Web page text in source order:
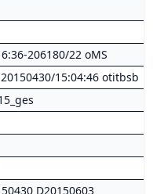
206180/22 oMS
20150430/15:04:46 otitbsb
D20150603